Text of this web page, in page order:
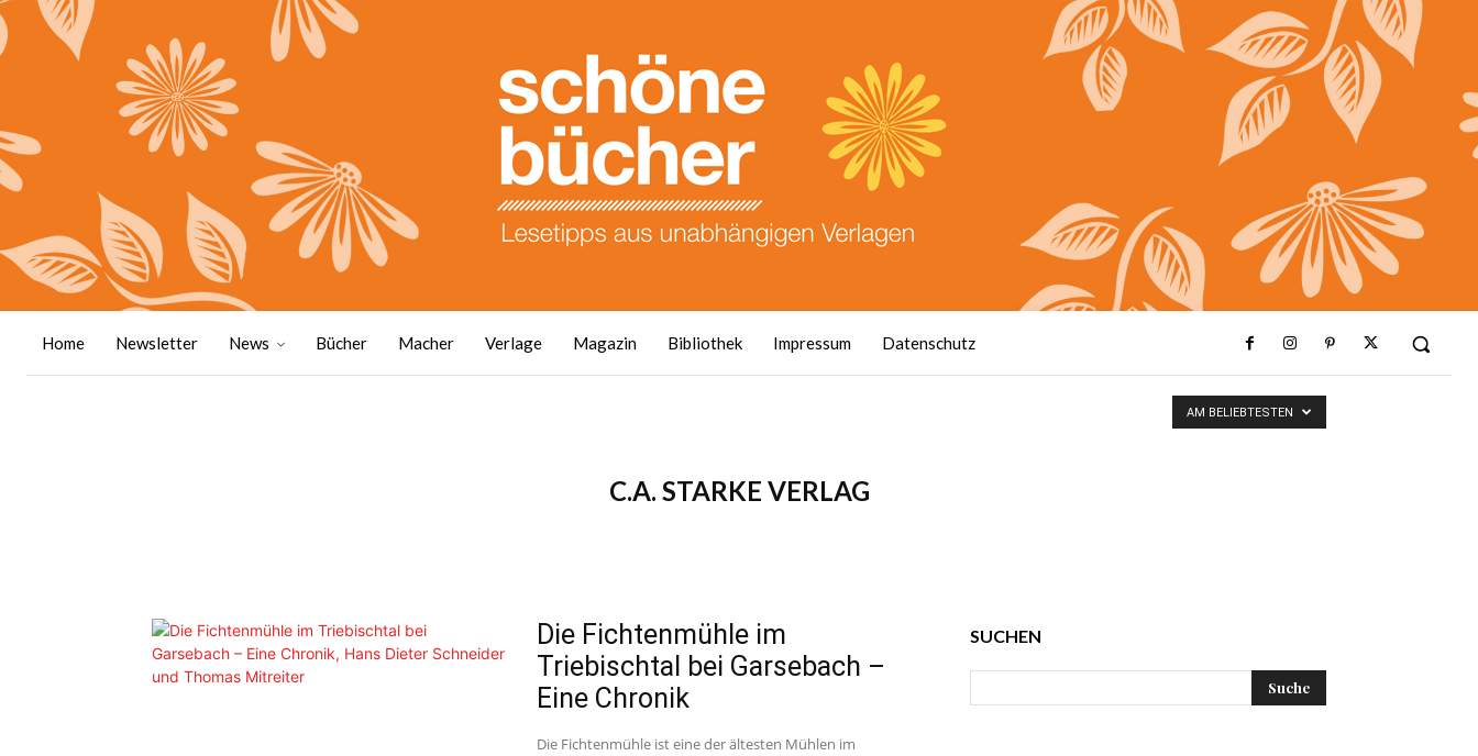
Home Newsletter News Bücher Macher Verlage Magazin Bibliothek Impressum Datenschutz
C.A. STARKE VERLAG
AM BELIEBTESTEN
Die Fichtenmühle im
Triebischtal bei Garsebach –
Eine Chronik
Die Fichtenmühle ist eine der ältesten Mühlen im
SUCHEN